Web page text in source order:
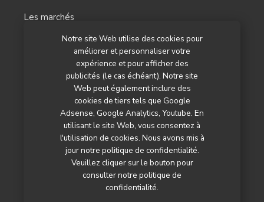
Notre site Web utilise des cookies pour
améliorer et personnaliser votre
expérience et pour afficher des
publicités (le cas échéant). Notre site
Web peut également inclure des
cookies de tiers tels que Google
Adsense, Google Analytics, Youtube. En
utilisant le site Web, vous consentez à
l'utilisation de cookies. Nous avons mis à
jour notre politique de confidentialité.
Veuillez cliquer sur le bouton pour
consulter notre politique de
confidentialité.
Les marchés
Nos autres titres
Qui sommes-nous ?
Contactez-nous
Mentions légales
Politique de confidentialité